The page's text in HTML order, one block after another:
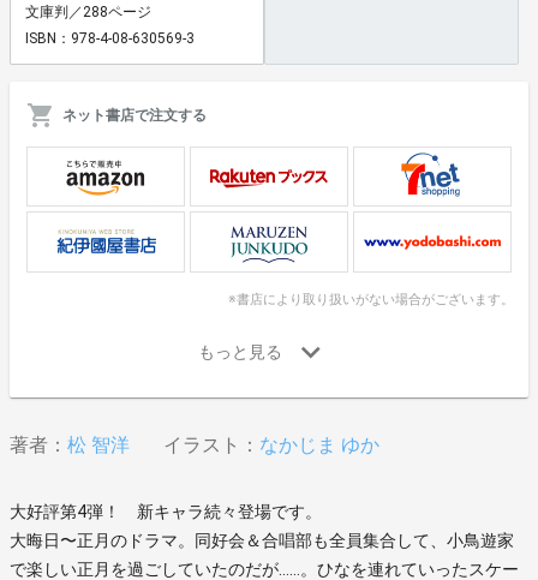
文庫判／288ページ
ISBN：978-4-08-630569-3
ネット書店で注文する
※書店により取り扱いがない場合がございます。
著者： 松 智洋 イラスト： なかじま ゆか
大好評第4弾！ 新キャラ続々登場です。
大晦日〜正月のドラマ。同好会＆合唱部も全員集合して、小鳥遊家
で楽しい正月を過ごしていたのだが……。ひなを連れていったスケー